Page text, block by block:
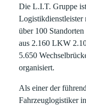
Die L.I.T. Gruppe
Logistikdienstleister
über 100
aus 2.160 LKW
5.650
organisiert.
Als einer der
Fahrzeuglogistiker